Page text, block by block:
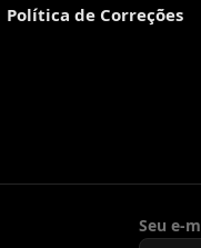
Política de Correções
Seu e-